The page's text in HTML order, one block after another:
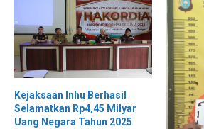
Kejaksaan Inhu Berhasil
Selamatkan Rp4,45 Milyar
Uang Negara Tahun 2025